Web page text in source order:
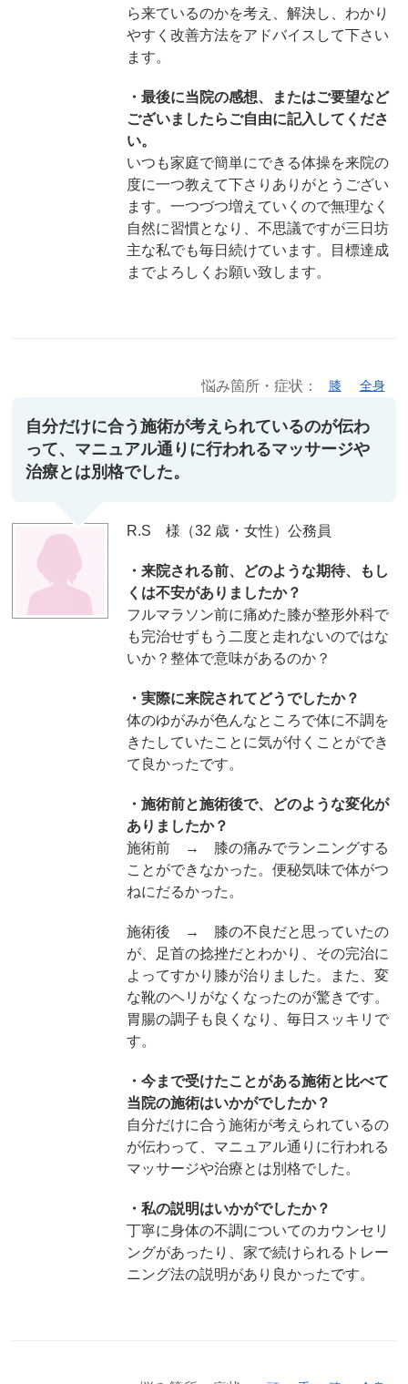
ら来ているのかを考え、解決し、わかり
やすく改善方法をアドバイスして下さい
ます。
・最後に当院の感想、またはご要望など
ございましたらご自由に記入してくださ
い。
いつも家庭で簡単にできる体操を来院の
度に一つ教えて下さりありがとうござい
ます。一つづつ増えていくので無理なく
自然に習慣となり、不思議ですが三日坊
主な私でも毎日続けています。目標達成
までよろしくお願い致します。
悩み箇所・症状： 膝 全身
自分だけに合う施術が考えられているのが伝わ
って、マニュアル通りに行われるマッサージや
治療とは別格でした。
R.S 様（32 歳・女性）公務員
・来院される前、どのような期待、もし
くは不安がありましたか？
フルマラソン前に痛めた膝が整形外科で
も完治せずもう二度と走れないのではな
いか？整体で意味があるのか？
・実際に来院されてどうでしたか？
体のゆがみが色んなところで体に不調を
きたしていたことに気が付くことができ
て良かったです。
・施術前と施術後で、どのような変化が
ありましたか？
施術前 → 膝の痛みでランニングする
ことができなかった。便秘気味で体がつ
ねにだるかった。
施術後 → 膝の不良だと思っていたの
が、足首の捻挫だとわかり、その完治に
よってすかり膝が治りました。また、変
な靴のヘリがなくなったのが驚きです。
胃腸の調子も良くなり、毎日スッキリで
す。
・今まで受けたことがある施術と比べて
当院の施術はいかがでしたか？
自分だけに合う施術が考えられているの
が伝わって、マニュアル通りに行われる
マッサージや治療とは別格でした。
・私の説明はいかがでしたか？
丁寧に身体の不調についてのカウンセリ
ングがあったり、家で続けられるトレー
ニング法の説明があり良かったです。